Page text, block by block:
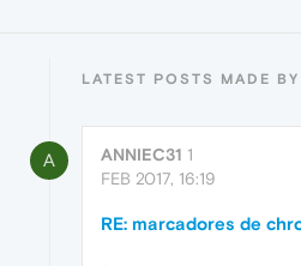
LATEST POSTS MADE
A ANNIEC31 1
FEB 2017, 16:19
RE: marcadores de